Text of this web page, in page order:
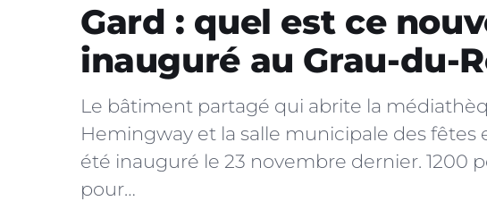
Gard : quel est ce
inauguré au Grau-du-
Le bâtiment partagé qui abrite la
Hemingway et la salle municipale des fêtes
été inauguré le 23 novembre dernier. 1200
pour…